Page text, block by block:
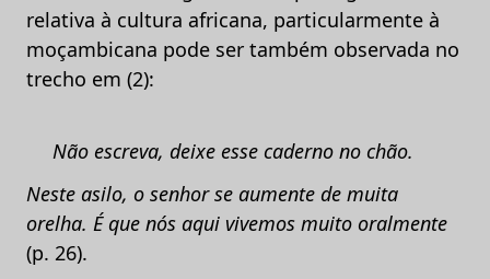
relativa à cultura africana, particularmente à
moçambicana pode ser também observada no
trecho em (2):
Não escreva, deixe esse caderno no chão.
Neste asilo, o senhor se aumente de muita
orelha. É que nós aqui vivemos muito oralmente
(p. 26).